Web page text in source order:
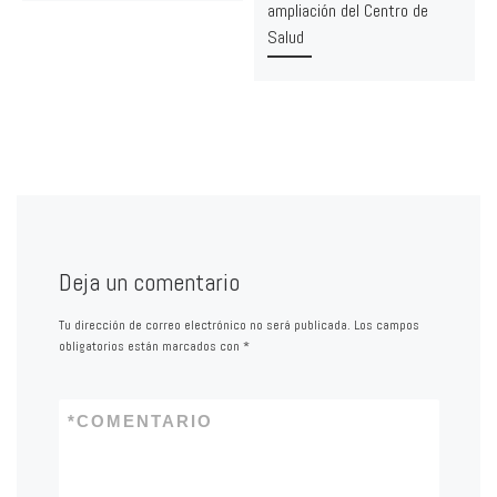
ampliación del Centro de
Salud
Deja un comentario
Tu dirección de correo electrónico no será publicada. Los campos
obligatorios están marcados con *
COMENTARIO
*